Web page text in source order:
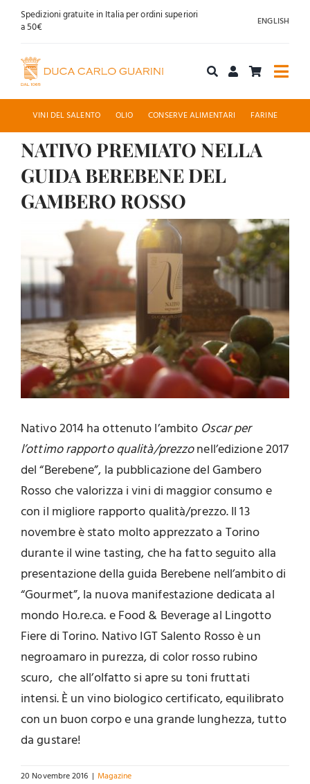
SaltaSpedizioni gratuite in Italia per ordini superiori
a 50€
ENGLISH
Acquista online
Chi siamo
VINI DEL SALENTO OLIO CONSERVE ALIMENTARI FARINE
NATIVO PREMIATO NELLA
GUIDA BEREBENE DEL
GAMBERO ROSSO
Ingrandisci
immagine
Nativo 2014 ha ottenuto l’ambito Oscarper
l’ottimo rapporto qualità/prezzonell’edizione 2017
del “Berebene”, la pubblicazione del Gambero
Rosso che valorizza i vini di maggior consumo e
con il migliore rapporto qualità/prezzo. Il 13
novembre è stato molto apprezzato a Torino
durante il wine tasting, che ha fatto seguito alla
presentazione della guida Berebene nell’ambito di
“Gourmet”, la nuova manifestazione dedicata al
mondo Ho.re.ca. e Food & Beverage al Lingotto
Fiere di Torino. Nativo IGT Salento Rosso è un
negroamaro in purezza, di color rosso rubino
scuro, che all’olfatto si apre su toni fruttati
intensi. È un vino biologico certificato, equilibrato
con un buon corpo e una grande lunghezza, tutto
da gustare!
20 Novembre 2016 | Magazine